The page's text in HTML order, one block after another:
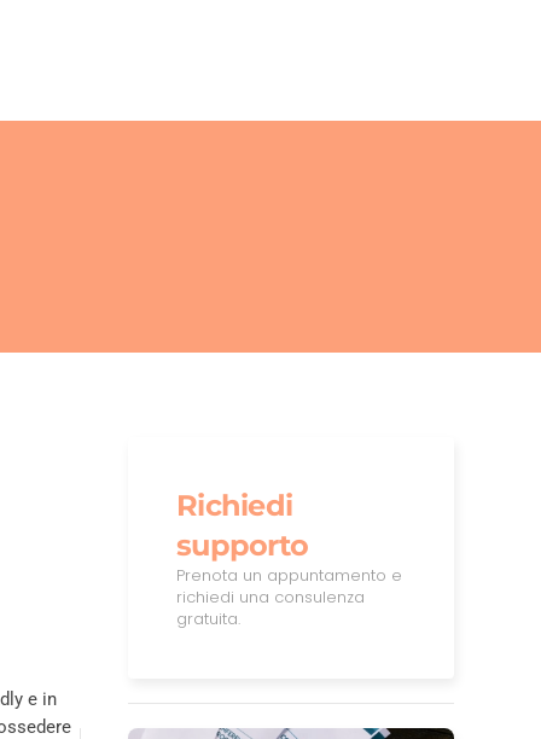
e in
Richiedi
supporto
Prenota un appuntamento e
richiedi una consulenza
gratuita.